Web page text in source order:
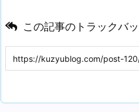
この記事のトラックバ